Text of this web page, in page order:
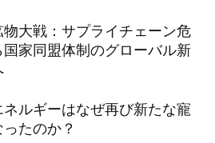
物大戦：サプライチェーン危
国家同盟体制のグローバル新
ネルギーはなぜ再び新たな寵
ったのか？